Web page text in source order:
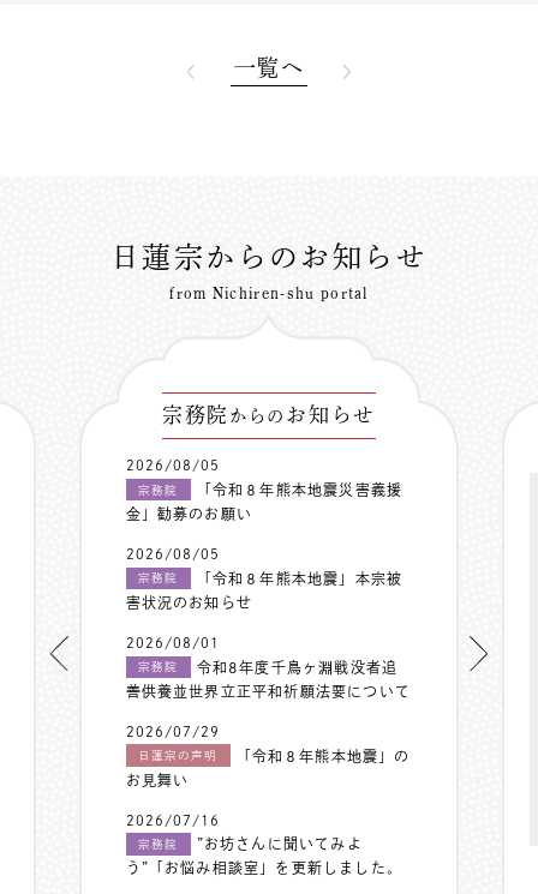
一覧へ
日蓮宗からのお知らせ
from Nichiren-shu portal
宗務院 からの お知らせ
2026/08/05
宗務院
「令和８年熊本地震災害義援
金」勧募のお願い
2026/08/05
宗務院
「令和８年熊本地震」本宗被
害状況のお知らせ
2026/08/01
宗務院
令和8年度千鳥ヶ淵戦没者追
善供養並世界立正平和祈願法要について
2026/07/29
日蓮宗の声明
「令和８年熊本地震」の
お見舞い
2026/07/16
宗務院
”お坊さんに聞いてみよ
う”「お悩み相談室」を更新しました。